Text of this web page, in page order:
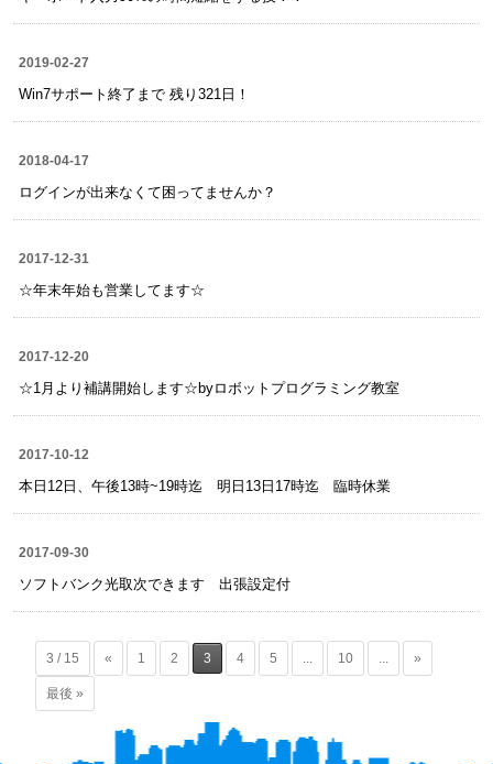
2019-02-27
Win7サポート終了まで 残り321日！
2018-04-17
ログインが出来なくて困ってませんか？
2017-12-31
☆年末年始も営業してます☆
2017-12-20
☆1月より補講開始します☆byロボットプログラミング教室
2017-10-12
本日12日、午後13時~19時迄 明日13日17時迄 臨時休業
2017-09-30
ソフトバンク光取次できます 出張設定付
3 / 15 « 1 2 3 4 5 ... 10 ... »
最後 »